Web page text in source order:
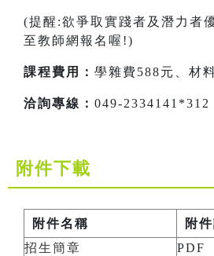
(提醒:欲爭取實踐者及潛力者
至教師網報名喔!)
課程費用： 學雜費588元、材
洽詢專線： 049-2334141*312
附件下載
附件名稱
附
招生簡章
PDF